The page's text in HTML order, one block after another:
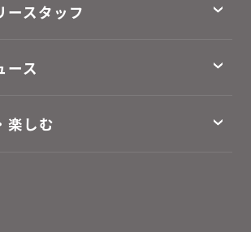
ースタッフ
ース
楽しむ